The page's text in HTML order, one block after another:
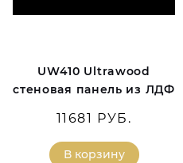
UW410 Ultrawood
стеновая панель из ЛДФ
11681 РУБ.
В корзину